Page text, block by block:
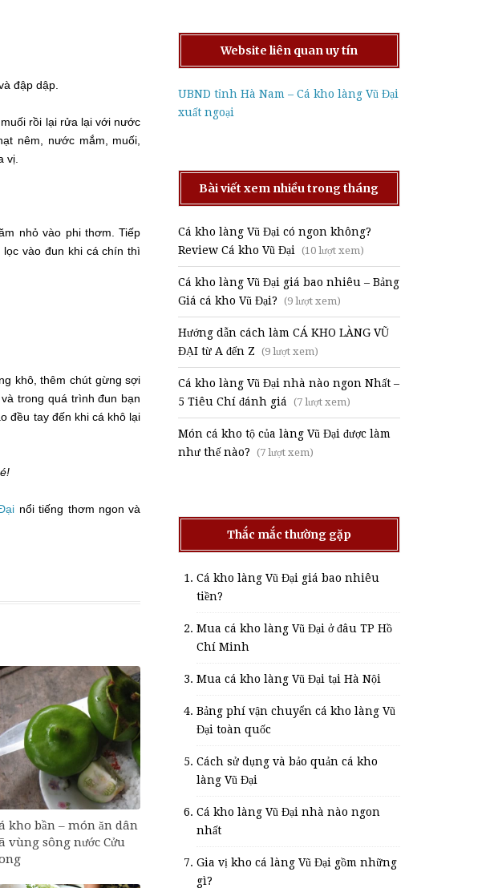
đập dập.
rồi lại rửa lại với nước
nêm, nước mắm, muối,
vị.
nhỏ vào phi thơm. Tiếp
vào đun khi cá chín thì
khô, thêm chút gừng sợi
trong quá trình đun bạn
đều tay đến khi cá khô lại
nổi tiếng thơm ngon và
kho bần – món ăn dân
vùng sông nước Cửu
Website liên quan uy tín
UBND tỉnh Hà Nam – Cá kho làng Vũ Đại
xuất ngoại
Bài viết xem nhiều trong tháng
Cá kho làng Vũ Đại có ngon không?
Review Cá kho Vũ Đại (10 lượt xem)
Cá kho làng Vũ Đại giá bao nhiêu – Bảng
Giá cá kho Vũ Đại? (9 lượt xem)
Hướng dẫn cách làm CÁ KHO LÀNG VŨ
ĐẠI từ A đến Z (9 lượt xem)
Cá kho làng Vũ Đại nhà nào ngon Nhất –
5 Tiêu Chí đánh giá (7 lượt xem)
Món cá kho tộ của làng Vũ Đại được làm
như thế nào? (7 lượt xem)
Thắc mắc thường gặp
Cá kho làng Vũ Đại giá bao nhiêu
tiền?
Mua cá kho làng Vũ Đại ở đâu TP Hồ
Chí Minh
Mua cá kho làng Vũ Đại tại Hà Nội
Bảng phí vận chuyển cá kho làng Vũ
Đại toàn quốc
Cách sử dụng và bảo quản cá kho
làng Vũ Đại
Cá kho làng Vũ Đại nhà nào ngon
nhất
Gia vị kho cá làng Vũ Đại gồm những
gì?